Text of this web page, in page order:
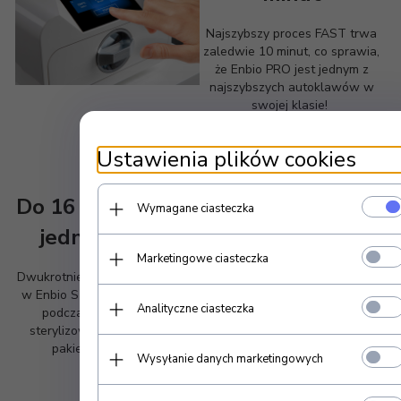
Najszybszy proces FAST trwa
zaledwie 10 minut, co sprawia,
że Enbio PRO jest jednym z
najszybszych autoklawów w
swojej klasie!
Do 16 pakietów w
jednym cyklu
Dwukrotnie większa komora niż
w Enbio S sprawia, że możesz
podczas jednego cyklu
sterylizować do 16 pełnych
pakietów (do 800g)
Ustawienia plików cookies
Wymagane ciasteczka
Marketingowe ciasteczka
Analityczne ciasteczka
Wysyłanie danych marketingowych